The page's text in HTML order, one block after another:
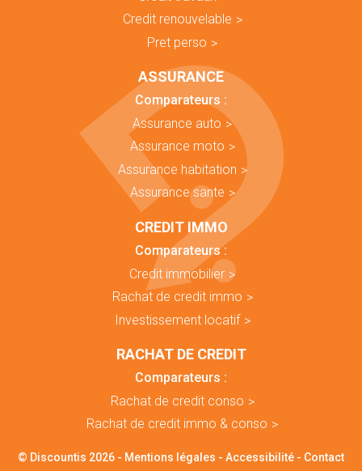
Credit renouvelable
Pret perso
ASSURANCE
Comparateurs :
Assurance auto
Assurance moto
Assurance habitation
Assurance sante
CREDIT IMMO
Comparateurs :
Credit immobilier
Rachat de credit immo
Investissement locatif
RACHAT DE CREDIT
Comparateurs :
Rachat de credit conso
Rachat de credit immo & conso
© Discountis 2026 - Mentions légales - Accessibilité - Contact